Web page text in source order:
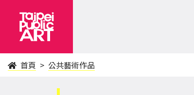
首頁 公共藝術作品